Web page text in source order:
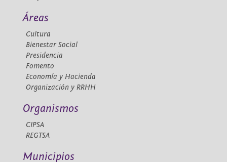
Áreas
Cultura
Bienestar Social
Presidencia
Fomento
Economía y Hacienda
Organización y RRHH
Organismos
CIPSA
REGTSA
Municipios